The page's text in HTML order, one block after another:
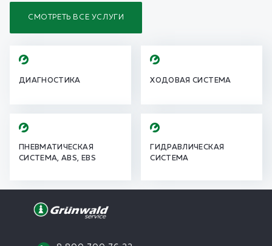
СМОТРЕТЬ ВСЕ УСЛУГИ
ДИАГНОСТИКА ХОДОВАЯ СИСТЕМА
ПНЕВМАТИЧЕСКАЯ
СИСТЕМА, ABS, EBS
ГИДРАВЛИЧЕСКАЯ
СИСТЕМА